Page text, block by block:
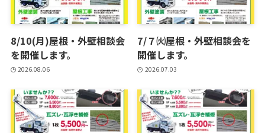
8/10(月)屋根・外壁相談会
を開催します。
2026.08.06
7/７㈫屋根・外壁相談会を
開催します。
2026.07.03